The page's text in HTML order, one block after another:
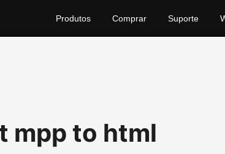
Produtos Comprar Suporte
mpp to html